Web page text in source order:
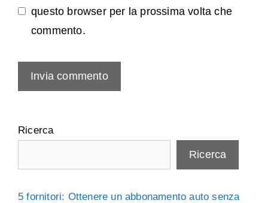
questo browser per la prossima volta che
commento.
Ricerca
Ricerca
5 fornitori: Ottenere un abbonamento auto senza